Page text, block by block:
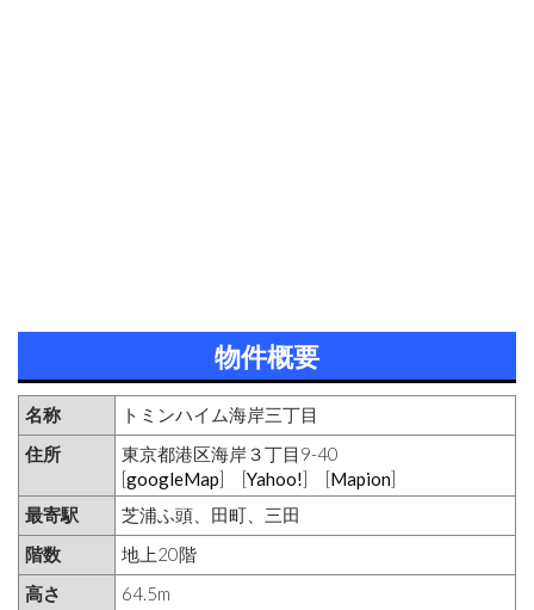
物件概要
名称
トミンハイム海岸三丁目
住所
東京都港区海岸３丁目9-40
[googleMap] [Yahoo!] [Mapion]
最寄駅
芝浦ふ頭、田町、三田
階数
地上20階
高さ
64.5m